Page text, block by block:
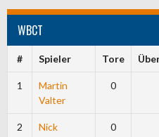
WBCT
# Spieler Tore
1
Martin
Valter
0
2
Nick
0